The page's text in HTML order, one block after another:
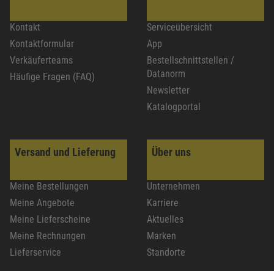
Kontakt
Kontaktformular
Verkäuferteams
Häufige Fragen (FAQ)
Serviceübersicht
App
Bestellschnittstellen /
Datanorm
Newsletter
Katalogportal
Versand und Lieferung
Meine Bestellungen
Meine Angebote
Meine Lieferscheine
Meine Rechnungen
Lieferservice
Über uns
Unternehmen
Karriere
Aktuelles
Marken
Standorte